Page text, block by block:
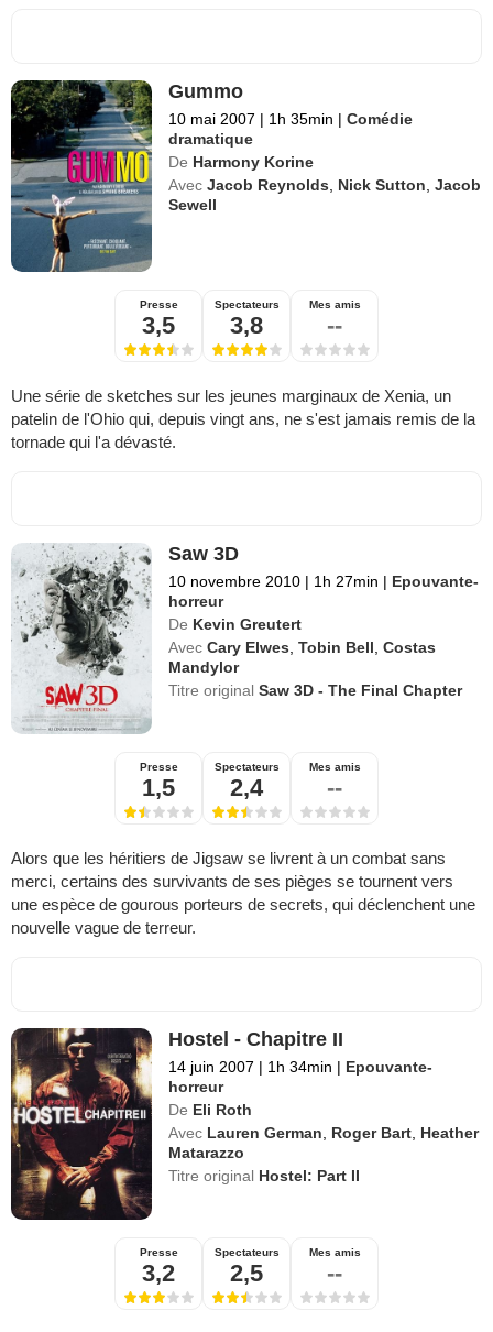
Gummo
10 mai 2007 | 1h 35min | Comédie
dramatique
De Harmony Korine
Avec Jacob Reynolds, Nick Sutton,Jacob
Sewell
Presse
3,5
Spectateurs
3,8
Mes amis
--
Une série de sketches sur les jeunes marginaux de Xenia, un
patelin de l'Ohio qui, depuis vingt ans, ne s'est jamais remis de la
tornade qui l'a dévasté.
Saw 3D
10 novembre 2010 | 1h 27min | Epouvante-
horreur
De Kevin Greutert
Avec Cary Elwes,Tobin Bell,Costas
Mandylor
Titre originalSaw 3D - The Final Chapter
Presse
1,5
Spectateurs
2,4
Mes amis
--
Alors que les héritiers de Jigsaw se livrent à un combat sans
merci, certains des survivants de ses pièges se tournent vers
une espèce de gourous porteurs de secrets, qui déclenchent une
nouvelle vague de terreur.
Hostel - Chapitre II
14 juin 2007 | 1h 34min | Epouvante-
horreur
De Eli Roth
Avec Lauren German, Roger Bart, Heather
Matarazzo
Titre original Hostel: Part II
Presse
3,2
Spectateurs
2,5
Mes amis
--